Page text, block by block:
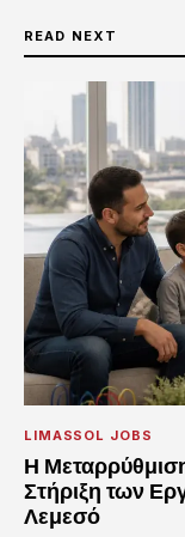
READ NEXT
LIMASSOL JOBS
Η
Στήριξη των
Λεμεσό